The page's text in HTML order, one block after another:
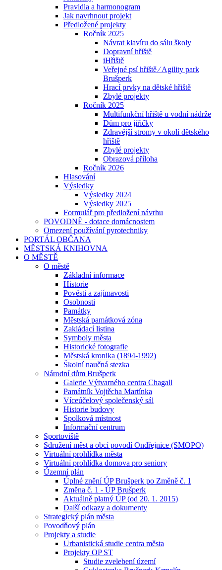
Pravidla a harmonogram
Jak navrhnout projekt
Předložené projekty
Ročník 2025
Návrat klavíru do sálu školy
Dopravní hřiště
iHřiště
Veřejné psí hřiště ⁄ Agility park
Brušperk
Hrací prvky na dětské hřiště
Zbylé projekty
Ročník 2025
Multifunkční hřiště u vodní nádrže
Dům pro jiřičky
Zdravější stromy v okolí dětského
hřiště
Zbylé projekty
Obrazová příloha
Ročník 2026
Hlasování
Výsledky
Výsledky 2024
Výsledky 2025
Formulář pro předložení návrhu
POVODNĚ - dotace domácnostem
Omezení používání pyrotechniky
PORTÁL OBČANA
MĚSTSKÁ KNIHOVNA
O MĚSTĚ
O městě
Základní informace
Historie
Pověsti a zajímavosti
Osobnosti
Památky
Městská památková zóna
Zakládací listina
Symboly města
Historické fotografie
Městská kronika (1894-1992)
Školní naučná stezka
Národní dům Brušperk
Galerie Výtvarného centra Chagall
Památník Vojtěcha Martínka
Víceúčelový společenský sál
Historie budovy
Spolková místnost
Informační centrum
Sportoviště
Sdružení měst a obcí povodí Ondřejnice (SMOPO)
Virtuální prohlídka města
Virtuální prohlídka domova pro seniory
Územní plán
Úplné znění ÚP Brušperk po Změně č. 1
Změna č. 1 - ÚP Brušperk
Aktuálně platný ÚP (od 20. 1. 2015)
Další odkazy a dokumenty
Strategický plán města
Povodňový plán
Projekty a studie
Urbanistická studie centra města
Projekty OP ST
Studie zvelebení území